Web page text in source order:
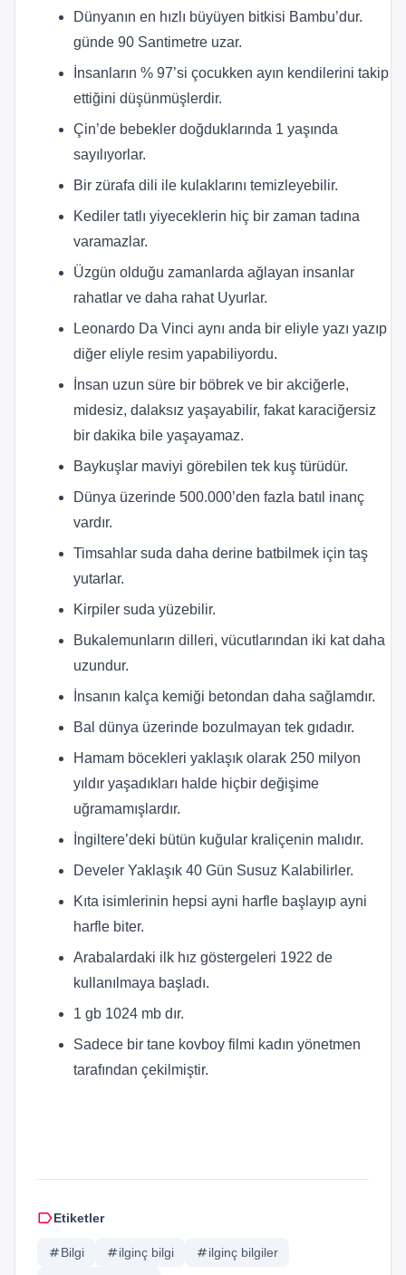
Dünyanın en hızlı büyüyen bitkisi Bambu’dur.
günde 90 Santimetre uzar.
İnsanların % 97’si çocukken ayın kendilerini takip
ettiğini düşünmüşlerdir.
Çin’de bebekler doğduklarında 1 yaşında
sayılıyorlar.
Bir zürafa dili ile kulaklarını temizleyebilir.
Kediler tatlı yiyeceklerin hiç bir zaman tadına
varamazlar.
Üzgün olduğu zamanlarda ağlayan insanlar
rahatlar ve daha rahat Uyurlar.
Leonardo Da Vinci aynı anda bir eliyle yazı yazıp
diğer eliyle resim yapabiliyordu.
İnsan uzun süre bir böbrek ve bir akciğerle,
midesiz, dalaksız yaşayabilir, fakat karaciğersiz
bir dakika bile yaşayamaz.
Baykuşlar maviyi görebilen tek kuş türüdür.
Dünya üzerinde 500.000’den fazla batıl inanç
vardır.
Timsahlar suda daha derine batbilmek için taş
yutarlar.
Kirpiler suda yüzebilir.
Bukalemunların dilleri, vücutlarından iki kat daha
uzundur.
İnsanın kalça kemiği betondan daha sağlamdır.
Bal dünya üzerinde bozulmayan tek gıdadır.
Hamam böcekleri yaklaşık olarak 250 milyon
yıldır yaşadıkları halde hiçbir değişime
uğramamışlardır.
İngiltere’deki bütün kuğular kraliçenin malıdır.
Develer Yaklaşık 40 Gün Susuz Kalabilirler.
Kıta isimlerinin hepsi ayni harfle başlayıp ayni
harfle biter.
Arabalardaki ilk hız göstergeleri 1922 de
kullanılmaya başladı.
1 gb 1024 mb dır.
Sadece bir tane kovboy filmi kadın yönetmen
tarafından çekilmiştir.
labelEtiketler
tagBilgi tagilginç bilgi tagilginç bilgiler